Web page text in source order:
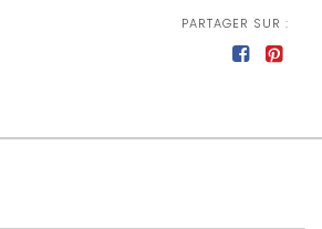
PARTAGER SUR :